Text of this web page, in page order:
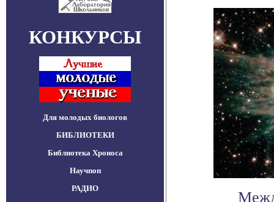
КОНКУРСЫ
Для молодых биологов
БИБЛИОТЕКИ
Библиотека Хроноса
Научпоп
РАДИО